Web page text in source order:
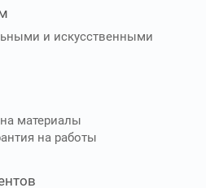
и искусственными
материалы
на работы